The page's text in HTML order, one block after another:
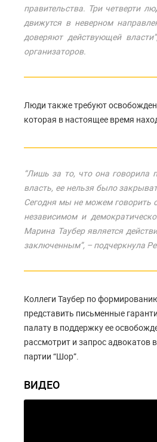
правительства. Три четверти
движутся в неверном
доверяют действующей
организаторов.
Люди также требуют
которая в настоящее время
“Лишь за то, что она говорила
власть, ее нельзя было
Сегодня мы не можем говорить
независимом и
Марина Таубер является
заключенным”, – подчеркнула
Коллеги Таубер по
представить письменные
палату в поддержку ее
рассмотрит и запрос адвокатов
партии “Шор”.
ВИДЕО